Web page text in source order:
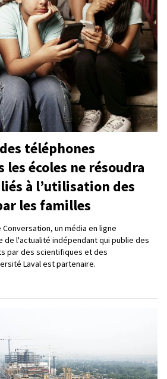
téléphones
les écoles ne résoudra
à l’utilisation des
les familles
un média en ligne
de l'actualité indépendant qui publie des
par des scientifiques et des
Laval est partenaire.